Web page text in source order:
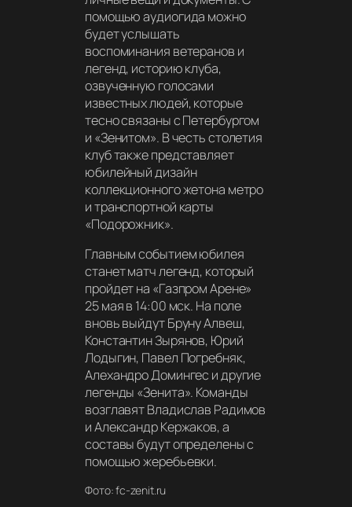
помощью аудиогида можно
будет услышать
воспоминания ветеранов и
легенд, историю клуба,
озвученную голосами
известных людей, которые
тесно связаны с Петербургом
и «Зенитом». В честь столетия
клуб также представляет
юбилейный дизайн
коллекционного жетона метро
и транспортной карты
«Подорожник».
Главным событием юбилея
станет матч легенд, который
пройдет на «Газпром Арене»
25 мая в 14:00 мск. На поле
вновь выйдут Бруну Алвеш,
Константин Зырянов, Юрий
Лодыгин, Павел Погребняк,
Алехандро Домингес и другие
легенды «Зенита». Команды
возглавят Владислав Радимов
и Александр Кержаков, а
составы будут определены с
помощью жеребьевки.
Фото: fc-zenit.ru